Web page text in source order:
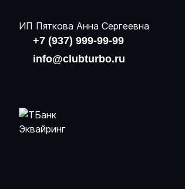
ИП Пяткова Анна Сергеевна
+7 (937) 999-99-99
info@clubturbo.ru